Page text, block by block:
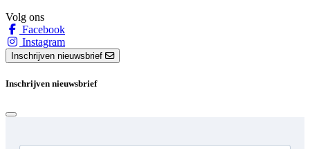
Volg ons
Facebook
Instagram
Inschrijven nieuwsbrief
Inschrijven nieuwsbrief